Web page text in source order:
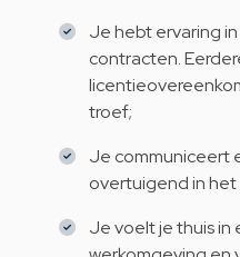
Je hebt ervaring
contracten.
troef;
Je communiceert
overtuigend in het
Je voelt je thuis